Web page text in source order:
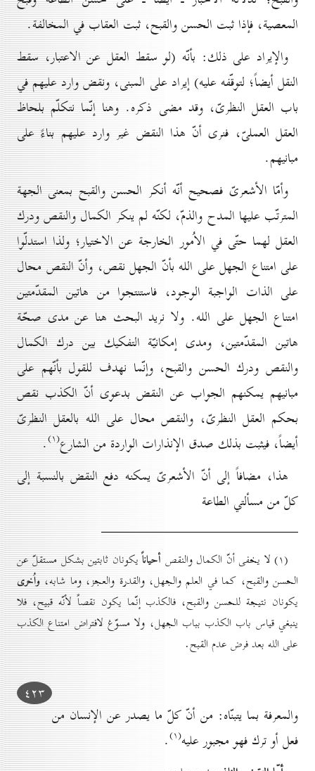
المعصية، فإذا ثبت الحسن والقبح، ثبت العقاب في المخالفة.
والإيراد على ذلك: بأنّه (لو سقط العقل عن الاعتبار، سقط
النقل أيضاً؛ لتوقّفه عليه) إيراد على المبنى، ونقض وارد عليهم في
باب العقل النظرىّ، وقد مضى ذكره. وهنا إنّما نتكلّم بلحاظ
العقل العملىّ، فنرى أنّ هذا النقض غير وارد عليهم بناءً على
مبانيهم.
وأمّا الأشعرىّ فصحيح أنّه أنكر الحسن والقبح بمعنى الجهة
المترتّب عليها المدح والذمّ، لكنّه لم ينكر الكمال والنقص ودرك
العقل لهما حتّى في الاُمور الخارجة عن الاختيار؛ ولذا استدلّوا
على امتناع الجهل على الله بأنّ الجهل نقص، وأنّ النقص محال
على الذات الواجبة الوجود، فاستنتجوا من هاتين المقدّمتين
امتناع الجهل على الله. ولا نريد البحث هنا عن مدى صحّة
هاتين المقدّمتين، ومدى إمكانيّة التفكيك بين درك الكمال
والنقص ودرك الحسن والقبح، وإنّما نهدف للقول بأنّهم على
مبانيهم يمكنهم الجواب عن النقض بدعوى أنّ الكذب نقص
بحكم العقل النظرىّ، والنقص محال على الله بالعقل النظرىّ
أيضاً، فيثبت بذلك صدق الإنذارات الواردة من الشارع(۱) .
هذا، مضافاً إلى أنّ الأشعرىّ يمكنه دفع النقض بالنسبة إلى
كلّ من مسألتي الطاعة
(۱) لا يخفى أنّ الكمال والنقص أحياناًيكونان ثابتين بشكل مستقلّ عن
الحسن والقبح، كما في العلم والجهل، والقدرة والعجز، وما شابه،واُخرى
يكونان نتيجة للحسن والقبح، فالكذب إنّما يكون نقصاً لأنّه قبيح، فلا
ينبغي قياس باب الكذب بباب الجهل، ولا مسوّغ لافتراض امتناع الكذب
على الله بعد فرض عدم القبح.
٤۲۳
والمعرفة بما يتبنّاه: من أنّ كلّ ما يصدر عن الإنسان من
فعل أو ترك فهو مجبور عليه(۱) .